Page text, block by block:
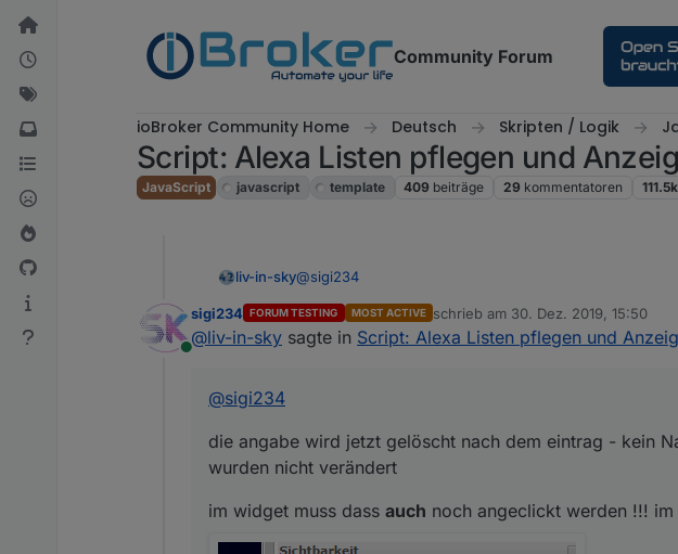
Weiter zum Inhalt
Community Forum
ioBroker Community Home Deutsch Skripten / Logik
Script: Alexa Listen pflegen und
JavaScript javascript template 409 beiträge 29 kommentatoren 111.5k
liv-in-sky@sigi234
die angabe wird jetzt gelöscht nach dem eintrag - kein
verändert
Online
sigi234 FORUM TESTING MOST ACTIVE schrieb am 30. Dez. 2019, 15:50
zuletzt editiert von
@liv-in-sky sagte in Script: Alexa Listen pflegen und
@sigi234
die angabe wird jetzt gelöscht nach dem eintrag - kein
wurden nicht verändert
im widget muss dass auch noch angeclickt werden !!!